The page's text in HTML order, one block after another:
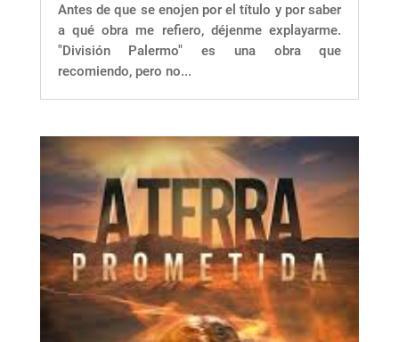
Antes de que se enojen por el título y por saber
a qué obra me refiero, déjenme explayarme.
"División Palermo" es una obra que
recomiendo, pero no...